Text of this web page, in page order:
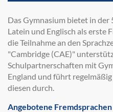
Das Gymnasium bietet in der
Latein und Englisch als erste
die Teilnahme an den
"Cambridge (CAE)"
Schulpartnerschaften mit
England und führt
diesen durch.
Angebotene Fremdsprachen